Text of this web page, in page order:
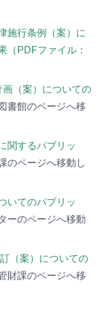
施行条例（案）に
（PDFファイル：
（案）についての
図書館のページへ移
関するパブリッ
のページへ移動し
いてのパブリッ
ーのページへ移動
（案）についての
管財課のページへ移